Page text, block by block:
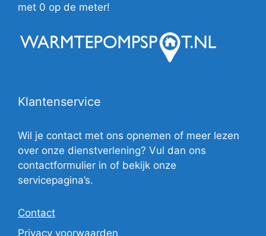
met 0 op de meter!
Klantenservice
Wil je contact met ons opnemen of meer lezen
over onze dienstverlening? Vul dan ons
contactformulier in of bekijk onze
servicepagina’s.
Contact
Privacy voorwaarden